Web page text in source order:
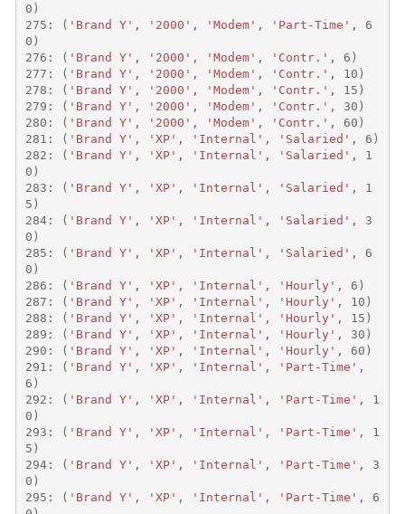
0 )
275 : ( 'Brand Y' , '2000' , 'Modem' , 'Part-Time' ,
6
0 )
276 : ( 'Brand Y' , '2000' , 'Modem' , 'Contr.' , 6 )
277 : ( 'Brand Y' , '2000' , 'Modem' , 'Contr.' , 10 )
278 : ( 'Brand Y' , '2000' , 'Modem' , 'Contr.' , 15 )
279 : ( 'Brand Y' , '2000' , 'Modem' , 'Contr.' , 30 )
280 : ( 'Brand Y' , '2000' , 'Modem' , 'Contr.' , 60 )
281 : ( 'Brand Y' , 'XP' , 'Internal' , 'Salaried' , 6 )
282 : ( 'Brand Y' , 'XP' , 'Internal' , 'Salaried' ,
1
0 )
283 : ( 'Brand Y' , 'XP' , 'Internal' , 'Salaried' ,
1
5 )
284: ( 'Brand Y' , 'XP' , 'Internal' , 'Salaried' ,
3
0 )
285 : ( 'Brand Y' , 'XP' , 'Internal' , 'Salaried' ,
6
0 )
286 : ( 'Brand Y' , 'XP' , 'Internal' , 'Hourly' , 6 )
287 : ( 'Brand Y' , 'XP' , 'Internal' , 'Hourly' , 10 )
288 : ( 'Brand Y' , 'XP' , 'Internal' , 'Hourly' , 15 )
289 : ( 'Brand Y' , 'XP' , 'Internal' , 'Hourly' , 30 )
290 : ( 'Brand Y' , 'XP' , 'Internal' , 'Hourly' , 60 )
291 : ( 'Brand Y' , 'XP' , 'Internal' , 'Part-Time' ,
6 )
292 : ( 'Brand Y' , 'XP' , 'Internal' , 'Part-Time' ,
1
0 )
293 : ( 'Brand Y' , 'XP' , 'Internal' , 'Part-Time' ,
1
5 )
294: ( 'Brand Y' , 'XP' , 'Internal' , 'Part-Time' ,
3
0 )
295 : ( 'Brand Y' , 'XP' , 'Internal' , 'Part-Time' ,
6